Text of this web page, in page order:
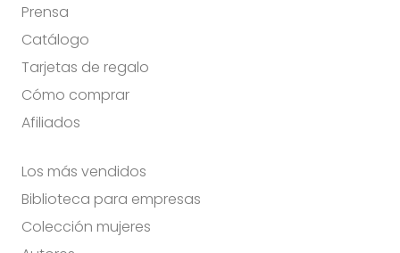
Prensa
Catálogo
Tarjetas de regalo
Cómo comprar
Afiliados
Los más vendidos
Biblioteca para empresas
Colección mujeres